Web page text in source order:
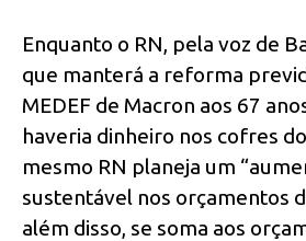
Enquanto o RN, pela voz de
que manterá a reforma
MEDEF de Macron aos 67
haveria dinheiro nos cofres
mesmo RN planeja um
sustentável nos orçamentos
além disso, se soma aos